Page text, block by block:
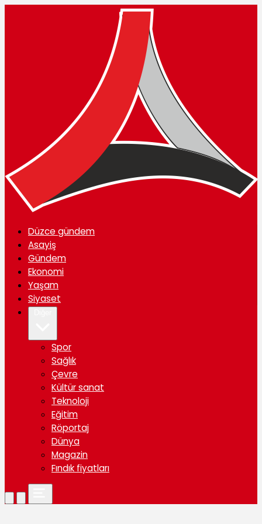
Düzce gündem
Asayiş
Gündem
Ekonomi
Yaşam
Siyaset
Spor
Sağlık
Çevre
Kültür sanat
Teknoloji
Eğitim
Röportaj
Dünya
Magazin
Fındık fiyatları